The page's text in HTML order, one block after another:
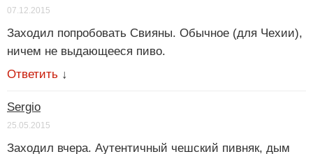
07.12.2015
Заходил попробовать Свияны. Обычное (для Чехии),
ничем не выдающееся пиво.
Ответить ↓
Sergio
25.05.2015
Заходил вчера. Аутентичный чешский пивняк, дым